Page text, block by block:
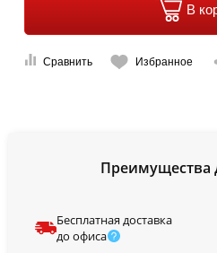
В
Сравнить Избранное
Преимущества
Бесплатная доставка
до офиса